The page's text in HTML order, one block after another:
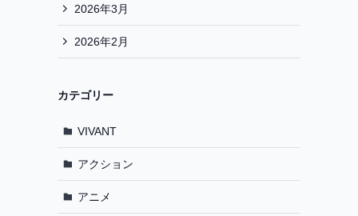
2026年3月
2026年2月
カテゴリー
VIVANT
アクション
アニメ